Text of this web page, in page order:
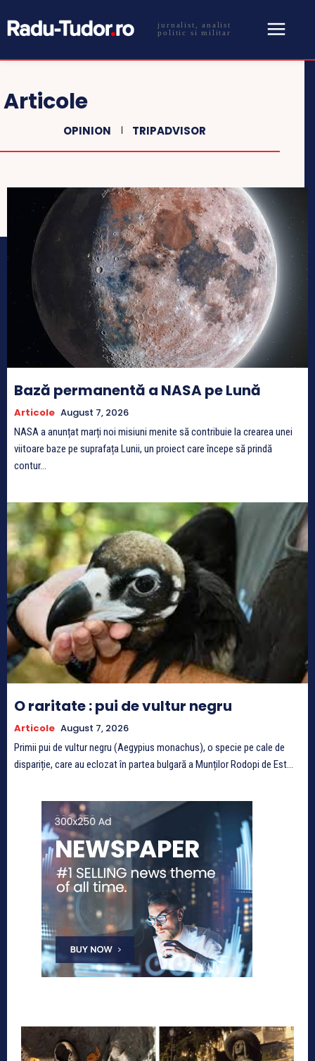
jurnalist, analist
politic si militar
Articole
OPINION TRIPADVISOR
Bază permanentă a NASA pe Lună
Articole August 7, 2026
NASA a anunțat marți noi misiuni menite să contribuie la crearea unei
viitoare baze pe suprafața Lunii, un proiect care începe să prindă
contur...
O raritate : pui de vultur negru
Articole August 7, 2026
Primii pui de vultur negru (Aegypius monachus), o specie pe cale de
dispariție, care au eclozat în partea bulgară a Munților Rodopi de Est...